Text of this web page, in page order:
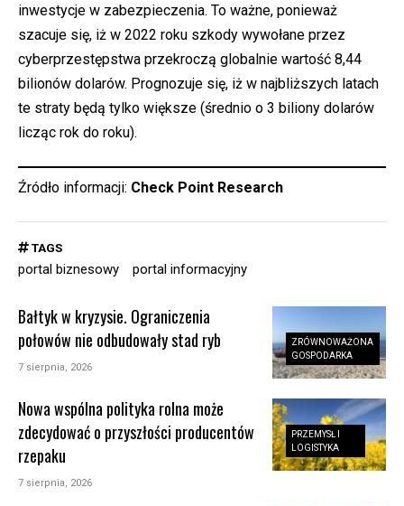
inwestycje w zabezpieczenia. To ważne, ponieważ
szacuje się, iż w 2022 roku szkody wywołane przez
cyberprzestępstwa przekroczą globalnie wartość 8,44
bilionów dolarów. Prognozuje się, iż w najbliższych latach
te straty będą tylko większe (średnio o 3 biliony dolarów
licząc rok do roku).
Źródło informacji: Check Point Research
TAGS
portal biznesowy portal informacyjny
ZRÓWNOWAŻONA
GOSPODARKA
Bałtyk w kryzysie. Ograniczenia
połowów nie odbudowały stad ryb
7 sierpnia, 2026
PRZEMYSŁ I
LOGISTYKA
Nowa wspólna polityka rolna może
zdecydować o przyszłości producentów
rzepaku
7 sierpnia, 2026